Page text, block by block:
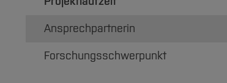
Ansprechpartnerin
Forschungsschwerpunkt